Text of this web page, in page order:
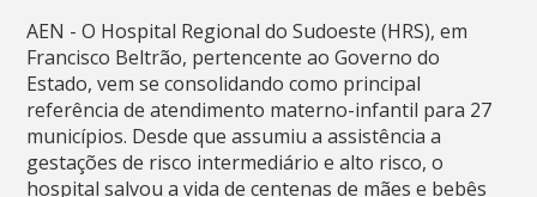
AEN - O Hospital Regional do Sudoeste (HRS), em
Francisco Beltrão, pertencente ao Governo do
Estado, vem se consolidando como principal
referência de atendimento materno-infantil para 27
municípios. Desde que assumiu a assistência a
gestações de risco intermediário e alto risco, o
hospital salvou a vida de centenas de mães e bebês